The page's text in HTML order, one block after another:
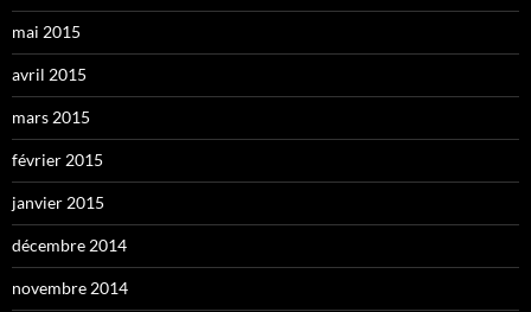
mai 2015
avril 2015
mars 2015
février 2015
janvier 2015
décembre 2014
novembre 2014